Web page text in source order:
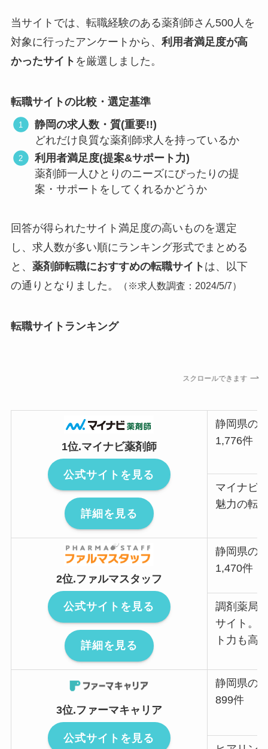
当サイトでは、転職経験のある薬剤師さん500人を
対象に行ったアンケートから、 利用者満足度が高
かったサイト を厳選しました。
転職サイトの比較・選定基準
静岡の求人数・質(重要!!)
どれだけ良質な薬剤師求人を持っているか
利用者満足度(提案&サポート力)
薬剤師一人ひとりのニーズにぴったりの提
案・サポートをしてくれるかどうか
回答が得られたサイト満足度の高いものを選定
し、求人数が多い順にランキング形式でまとめる
と、 薬剤師転職におすすめの転職サイト は、以下
の通りとなりました。
（ ※求人数調査：2024/5/7）
転職サイトランキング
スクロールできます
1位.マイナビ薬剤師
公式サイトを見る
詳細を見る
静岡県の
1,776件
マイナビ
魅力の転
2位.ファルマスタッフ
公式サイトを見る
詳細を見る
静岡県の
1,470件
調剤薬局
サイト。
ト力も高
3位.ファーマキャリア
公式サイトを見る
静岡県の
899件